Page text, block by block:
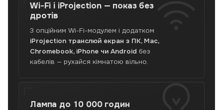
Wi-Fi і iProjection — показ без
дротів
З опційним Wi-Fi-модулем і додатком
iProjection транслюй екран з ПК, Mac,
Chromebook, iPhone чи Android без
кабелів — рухайся кімнатою вільно.
Лампа до 10 000 годин